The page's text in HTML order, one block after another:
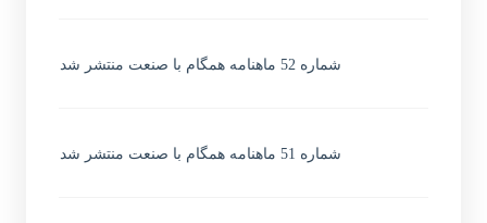
شماره 52 ماهنامه همگام با صنعت منتشر شد
شماره 51 ماهنامه همگام با صنعت منتشر شد